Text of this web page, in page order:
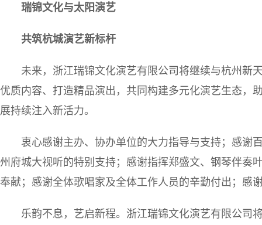
瑞锦文化与太阳演艺
共筑杭城演艺新标杆
未来，浙江瑞锦文化演艺有限公司将继续与杭州新
优质内容、打造精品演出，共同构建多元化演艺生态，
展持续注入新活力。
衷心感谢主办、协办单位的大力指导与支持；感谢
州府城大视听的特别支持；感谢指挥郑盛文、钢琴伴奏
奉献；感谢全体歌唱家及全体工作人员的辛勤付出；感
乐韵不息，艺启新程。浙江瑞锦文化演艺有限公司